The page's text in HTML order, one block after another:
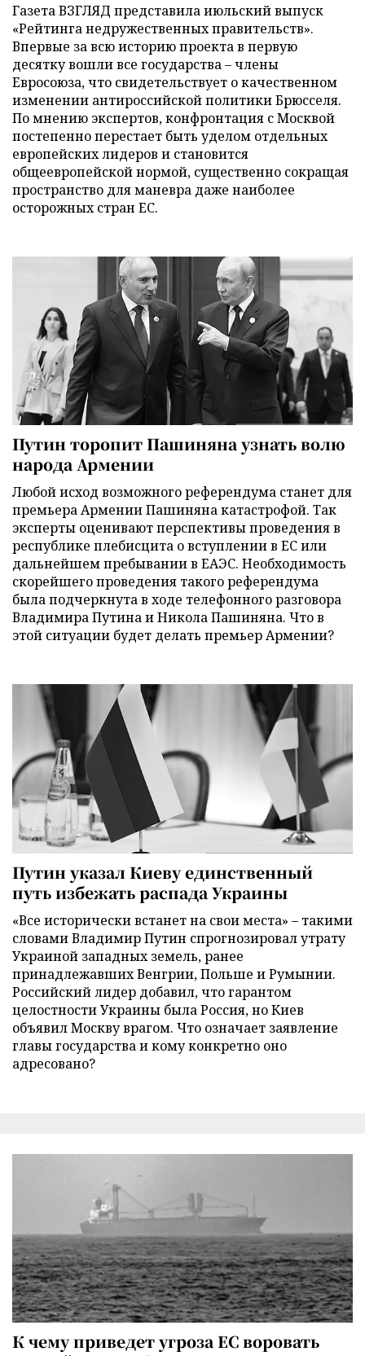
Газета ВЗГЛЯД представила июльский выпуск
«Рейтинга недружественных правительств».
Впервые за всю историю проекта в первую
десятку вошли все государства – члены
Евросоюза, что свидетельствует о качественном
изменении антироссийской политики Брюсселя.
По мнению экспертов, конфронтация с Москвой
постепенно перестает быть уделом отдельных
европейских лидеров и становится
общеевропейской нормой, существенно сокращая
пространство для маневра даже наиболее
осторожных стран ЕС.
Путин торопит Пашиняна узнать волю
народа Армении
Любой исход возможного референдума станет для
премьера Армении Пашиняна катастрофой. Так
эксперты оценивают перспективы проведения в
республике плебисцита о вступлении в ЕС или
дальнейшем пребывании в ЕАЭС. Необходимость
скорейшего проведения такого референдума
была подчеркнута в ходе телефонного разговора
Владимира Путина и Никола Пашиняна. Что в
этой ситуации будет делать премьер Армении?
Путин указал Киеву единственный
путь избежать распада Украины
«Все исторически встанет на свои места» – такими
словами Владимир Путин спрогнозировал утрату
Украиной западных земель, ранее
принадлежавших Венгрии, Польше и Румынии.
Российский лидер добавил, что гарантом
целостности Украины была Россия, но Киев
объявил Москву врагом. Что означает заявление
главы государства и кому конкретно оно
адресовано?
К чему приведет угроза ЕС воровать